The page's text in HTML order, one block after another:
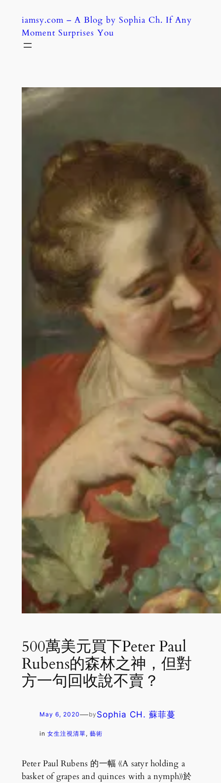
content
iamsy.com – A Blog by Sophia Ch. If Any
Moment Surprises You
500萬美元買下Peter Paul
Rubens的森林之神，但對
方一句回收說不賣？
May 6, 2020—by Sophia CH. 蘇菲蔓
in 女生注視清單, 藝術
Peter Paul Rubens 的一幅 《A satyr holding a
basket of grapes and quinces with a nymph》於